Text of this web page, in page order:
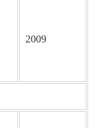
2009